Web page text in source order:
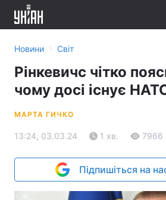
Новини › Світ
Рінкевичс чітко
чому досі існує
МАРТА ГИЧКО
13:24, 03.03.24 1 хв. 7966
Підпишіться на